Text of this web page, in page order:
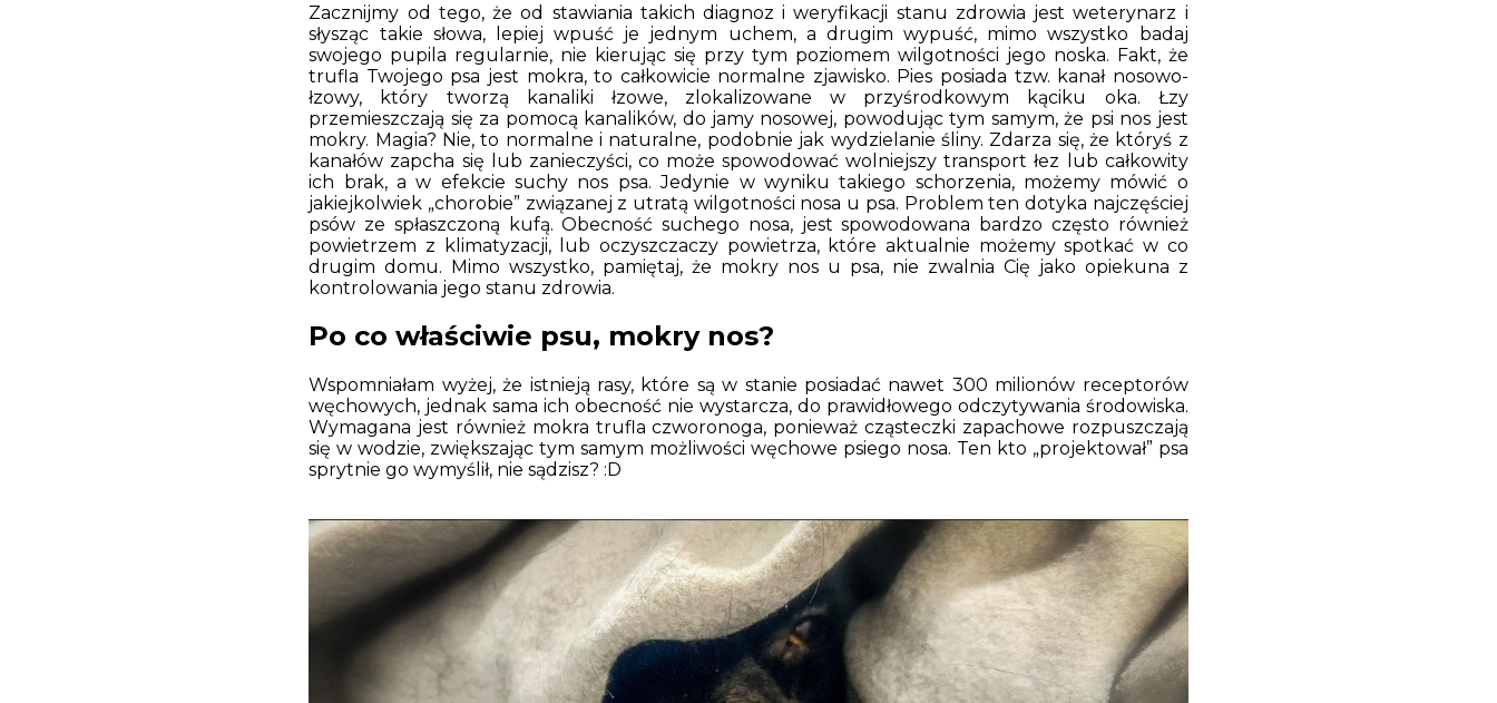
Zacznijmy od tego, że od stawiania takich diagnoz i weryfikacji stanu zdrowia jest weterynarz i
słysząc takie słowa, lepiej wpuść je jednym uchem, a drugim wypuść, mimo wszystko badaj
swojego pupila regularnie, nie kierując się przy tym poziomem wilgotności jego noska. Fakt, że
trufla Twojego psa jest mokra, to całkowicie normalne zjawisko. Pies posiada tzw. kanał nosowo-
łzowy, który tworzą kanaliki łzowe, zlokalizowane w przyśrodkowym kąciku oka. Łzy
przemieszczają się za pomocą kanalików, do jamy nosowej, powodując tym samym, że psi nos jest
mokry. Magia? Nie, to normalne i naturalne, podobnie jak wydzielanie śliny. Zdarza się, że któryś z
kanałów zapcha się lub zanieczyści, co może spowodować wolniejszy transport łez lub całkowity
ich brak, a w efekcie suchy nos psa. Jedynie w wyniku takiego schorzenia, możemy mówić o
jakiejkolwiek „chorobie” związanej z utratą wilgotności nosa u psa. Problem ten dotyka najczęściej
psów ze spłaszczoną kufą. Obecność suchego nosa, jest spowodowana bardzo często również
powietrzem z klimatyzacji, lub oczyszczaczy powietrza, które aktualnie możemy spotkać w co
drugim domu. Mimo wszystko, pamiętaj, że mokry nos u psa, nie zwalnia Cię jako opiekuna z
kontrolowania jego stanu zdrowia.
Po co właściwie psu, mokry nos?
Wspomniałam wyżej, że istnieją rasy, które są w stanie posiadać nawet 300 milionów receptorów
węchowych, jednak sama ich obecność nie wystarcza, do prawidłowego odczytywania środowiska.
Wymagana jest również mokra trufla czworonoga, ponieważ cząsteczki zapachowe rozpuszczają
się w wodzie, zwiększając tym samym możliwości węchowe psiego nosa. Ten kto „projektował” psa
sprytnie go wymyślił, nie sądzisz? :D